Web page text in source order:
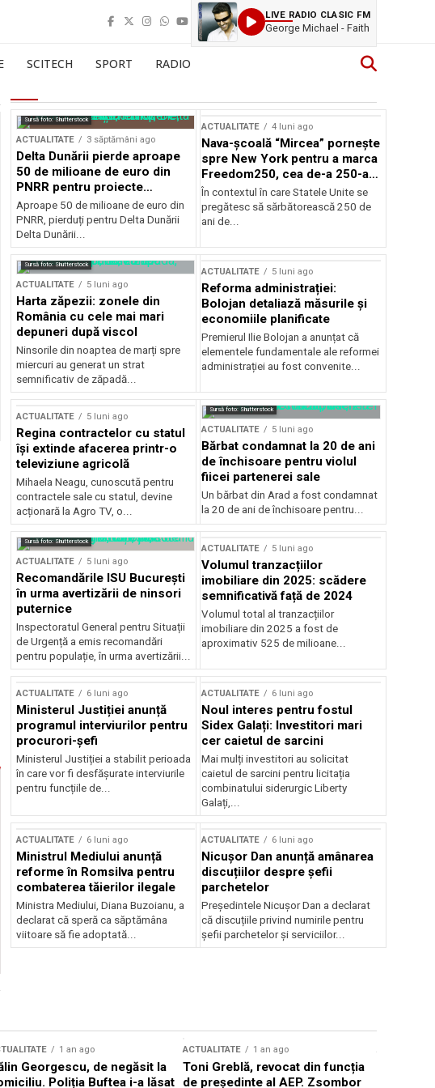
LIVE RADIO CLASIC FM
George Michael - Faith
SCITECH SPORT RADIO
Sursă foto: Shutterstock
ACTUALITATE 3 săptămâni ago
Delta Dunării pierde aproape
50 de milioane de euro din
PNRR pentru proiecte
esențiale
Aproape 50 de milioane de euro din
PNRR, pierduți pentru Delta Dunării
Delta Dunării...
ACTUALITATE 4 luni ago
Nava-școală “Mircea” pornește
spre New York pentru a marca
Freedom250, cea de-a 250-a
aniversare a Statelor Unite
În contextul în care Statele Unite se
pregătesc să sărbătorească 250 de
ani de...
Sursă foto: Shutterstock
ACTUALITATE 5 luni ago
Harta zăpezii: zonele din
România cu cele mai mari
depuneri după viscol
Ninsorile din noaptea de marți spre
miercuri au generat un strat
semnificativ de zăpadă...
ACTUALITATE 5 luni ago
Reforma administrației:
Bolojan detaliază măsurile și
economiile planificate
Premierul Ilie Bolojan a anunțat că
elementele fundamentale ale reformei
administrației au fost convenite...
ACTUALITATE 5 luni ago
Regina contractelor cu statul
își extinde afacerea printr-o
televiziune agricolă
Mihaela Neagu, cunoscută pentru
contractele sale cu statul, devine
acționară la Agro TV, o...
Sursă foto: Shutterstock
ACTUALITATE 5 luni ago
Bărbat condamnat la 20 de ani
de închisoare pentru violul
fiicei partenerei sale
Un bărbat din Arad a fost condamnat
la 20 de ani de închisoare pentru...
Sursă foto: Shutterstock
ACTUALITATE 5 luni ago
Recomandările ISU București
în urma avertizării de ninsori
puternice
Inspectoratul General pentru Situații
de Urgență a emis recomandări
pentru populație, în urma avertizării...
ACTUALITATE 5 luni ago
Volumul tranzacțiilor
imobiliare din 2025: scădere
semnificativă față de 2024
Volumul total al tranzacțiilor
imobiliare din 2025 a fost de
aproximativ 525 de milioane...
ACTUALITATE 6 luni ago
Ministerul Justiției anunță
programul interviurilor pentru
procurori-șefi
Ministerul Justiției a stabilit perioada
în care vor fi desfășurate interviurile
pentru funcțiile de...
ACTUALITATE 6 luni ago
Noul interes pentru fostul
Sidex Galați: Investitori mari
cer caietul de sarcini
Mai mulți investitori au solicitat
caietul de sarcini pentru licitația
combinatului siderurgic Liberty
Galați,...
ACTUALITATE 6 luni ago
Ministrul Mediului anunță
reforme în Romsilva pentru
combaterea tăierilor ilegale
Ministra Mediului, Diana Buzoianu, a
declarat că speră ca săptămâna
viitoare să fie adoptată...
ACTUALITATE 6 luni ago
Nicușor Dan anunță amânarea
discuțiilor despre șefii
parchetelor
Președintele Nicușor Dan a declarat
că discuțiile privind numirile pentru
șefii parchetelor și serviciilor...
1 an ago
Georgescu, de negăsit la
Poliția Buftea i-a lăsat
ACTUALITATE 1 an ago
Toni Greblă, revocat din funcția
de președinte al AEP. Zsombor